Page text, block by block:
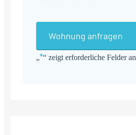
„*“ zeigt erforderliche Felder an
Wohnung anfragen